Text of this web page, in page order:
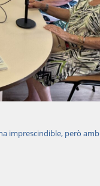
imprescindible, però amb